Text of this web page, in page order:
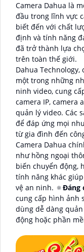
Camera Dahua là
đầu trong lĩnh vực
biết đến với chất
định và tính năng
đã trở thành lựa
trên toàn thế giới.
Dahua Technology,
một trong những
ninh video, cung
camera IP, camera
quản lý video. Các
để đáp ứng mọi
từ gia đình đến
Camera Dahua
như hồng ngoại
biến chuyển động,
tính năng khác
vệ an ninh. 🔅Đáng
cung cấp hình ảnh
dùng dễ dàng
động hoặc phần